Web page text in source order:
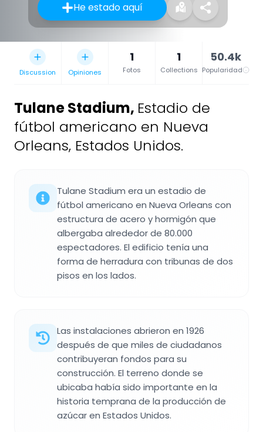
He estado aquí
Discussion Opiniones
1
Fotos
1
Collections
50.4k
Popularidad
Tulane Stadium, Estadio de
fútbol americano en Nueva
Orleans, Estados Unidos.
Tulane Stadium era un estadio de
fútbol americano en Nueva Orleans con
estructura de acero y hormigón que
albergaba alrededor de 80.000
espectadores. El edificio tenía una
forma de herradura con tribunas de dos
pisos en los lados.
Las instalaciones abrieron en 1926
después de que miles de ciudadanos
contribuyeran fondos para su
construcción. El terreno donde se
ubicaba había sido importante en la
historia temprana de la producción de
azúcar en Estados Unidos.